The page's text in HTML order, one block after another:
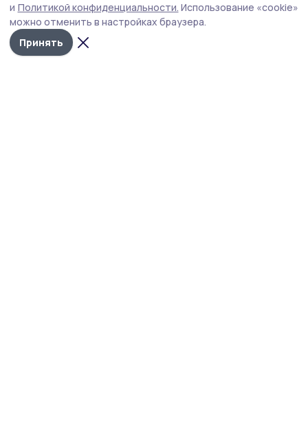
и Политикой конфиденциальности. Использование «cookie»
можно отменить в настройках браузера.
Принять